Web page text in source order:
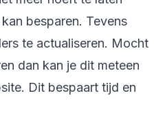
besparen. Tevens
te actualiseren. Mocht
dan kan je dit meteen
Dit bespaart tijd en